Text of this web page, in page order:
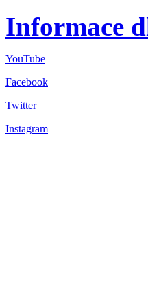
Informace
YouTube
Facebook
Twitter
Instagram